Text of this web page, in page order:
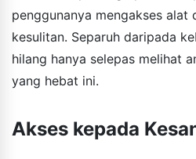
penggunanya mengakses alat
kesulitan. Separuh daripada
hilang hanya selepas melihat
yang hebat ini.
Akses kepada